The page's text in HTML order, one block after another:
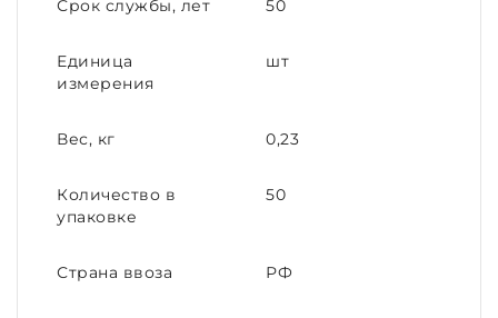
Срок службы, лет 50
Единица
измерения
шт
Вес, кг 0,23
Количество в
упаковке
50
Страна ввоза РФ